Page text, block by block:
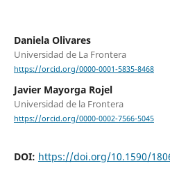
Daniela Olivares
Universidad de La Frontera
https://orcid.org/0000-0001-5835-8468
Javier Mayorga Rojel
Universidad de la Frontera
https://orcid.org/0000-0002-7566-5045
DOI: https://doi.org/10.1590/